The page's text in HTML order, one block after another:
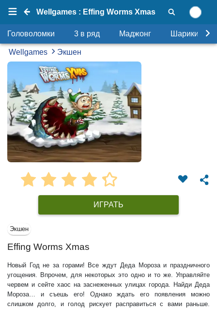
Wellgames : Effing Worms Xmas
Головоломки 3 в ряд Маджонг Шарики
Wellgames Экшен
ИГРАТЬ
Экшен
Effing Worms Xmas
Новый Год не за горами! Все ждут Деда Мороза и праздничного
угощения. Впрочем, для некоторых это одно и то же. Управляйте
червем и сейте хаос на заснеженных улицах города. Найди Деда
Мороза… и съешь его! Однако ждать его появления можно
слишком долго, и голод рискует расправиться с вами раньше.